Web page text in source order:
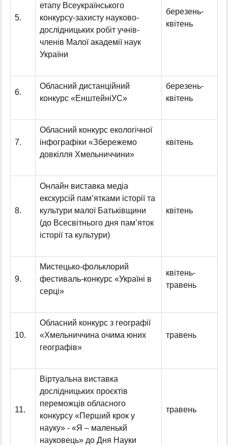
5.
етапу Всеукраїнського
конкурсу-захисту науково-
дослідницьких робіт учнів-
членів Малої академії наук
України
березень-
квітень
6.
Обласний дистанційний
конкурс «ЕнштейніУС»
березень-
квітень
7.
Обласний конкурс екологічної
інфографіки «Збережемо
довкілля Хмельниччини»
квітень
8.
Онлайн виставка медіа
екскурсій пам’ятками історії та
культури малої Батьківщини
(до Всесвітнього дня пам’яток
історії та культури)
квітень
9.
Мистецько-фольклорий
фестиваль-конкурс «Україні в
серці»
квітень-
травень
10.
Обласний конкурс з географії
«Хмельниччина очима юних
географів»
травень
11.
Віртуальна виставка
дослідницьких проєктів
переможців обласного
конкурсу «Перший крок у
науку» - «Я – маленькй
науковець» до Дня Науки
травень